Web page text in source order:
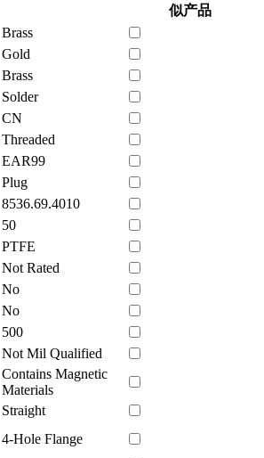
似产品
Brass
Gold
Brass
Solder
CN
Threaded
EAR99
Plug
8536.69.4010
50
PTFE
Not Rated
No
No
500
Not Mil Qualified
Contains Magnetic
Materials
Straight
4-Hole Flange